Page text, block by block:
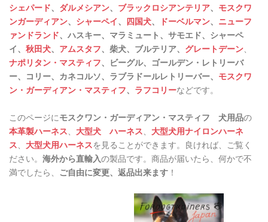
シェパード、 ダルメシアン、 ブラックロシアンテリア、 モスクワ
ンガーディアン、 シャーペイ、 四国犬、 ドーベルマン、 ニューフ
ァンドランド、ハスキー、マラミュート、サモエド、シャーペ
イ、 秋田犬、 アムスタフ、柴犬、ブルテリア、 グレートデーン、
ナポリタン・マスティフ、ビーグル、ゴールデン・レトリーバ
ー、コリー、カネコルソ、ラブラドールレトリーバー、 モスクワ
ン・ガーディアン・マスティフ、 ラフコリーなどです。
このページにモスクワン・ガーディアン・マスティフ 犬用品の
本革製ハーネス、 大型犬 ハーネス、 大型犬用ナイロンハーネ
ス、 大型犬用ハーネスを見ることができます。良ければ、ご覧く
ださい。 海外から直輸入の製品です。商品が届いたら、何かで不
満でしたら、 ご自由に変更、返品出来ます ！